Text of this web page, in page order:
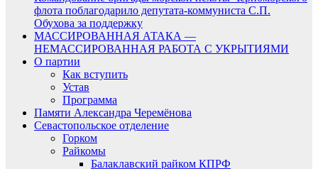
флота поблагодарило депутата-коммуниста С.П.
Обухова за поддержку
МАССИРОВАННАЯ АТАКА —
НЕМАССИРОВАННАЯ РАБОТА С УКРЫТИЯМИ
О партии
Как вступить
Устав
Программа
Памяти Александра Черемёнова
Севастопольское отделение
Горком
Райкомы
Балаклавский райком КПРФ